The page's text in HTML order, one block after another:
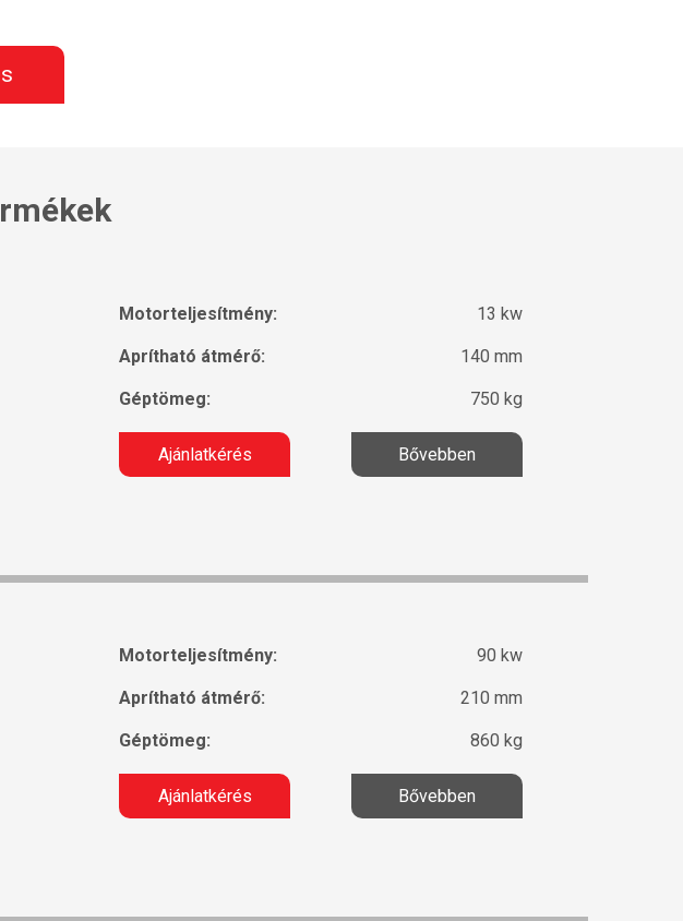
Motorteljesítmény: 13 kw
Aprítható átmérő: 140 mm
Géptömeg: 750 kg
Ajánlatkérés Bővebben
Motorteljesítmény: 90 kw
Aprítható átmérő: 210 mm
Géptömeg: 860 kg
Ajánlatkérés Bővebben